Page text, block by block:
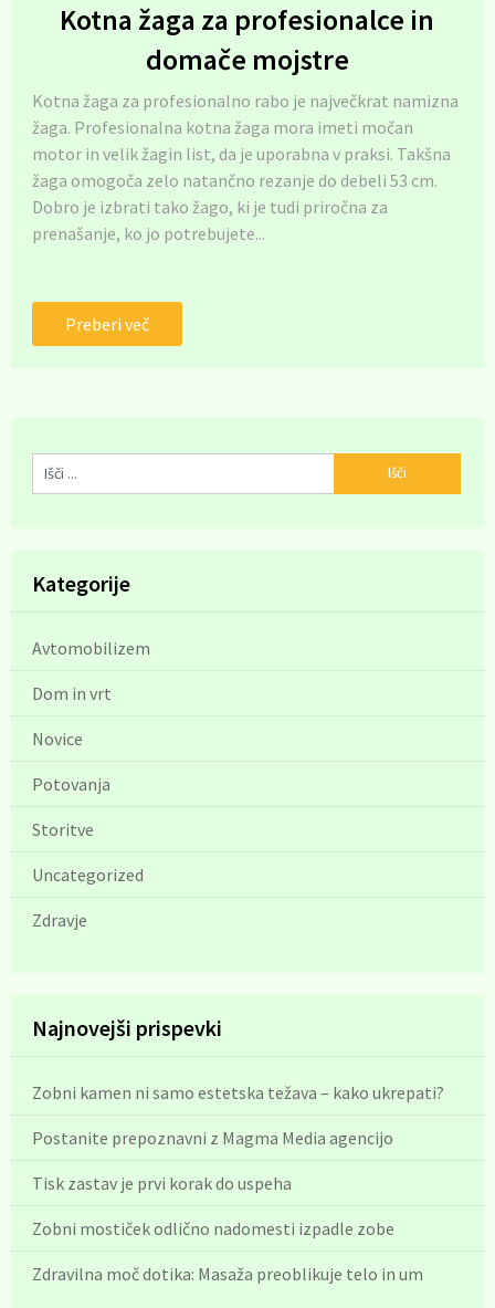
Kotna žaga za profesionalce in
domače mojstre
Kotna žaga za profesionalno rabo je največkrat namizna
žaga. Profesionalna kotna žaga mora imeti močan
motor in velik žagin list, da je uporabna v praksi. Takšna
žaga omogoča zelo natančno rezanje do debeli 53 cm.
Dobro je izbrati tako žago, ki je tudi priročna za
prenašanje, ko jo potrebujete...
Preberi več
Kategorije
Avtomobilizem
Dom in vrt
Novice
Potovanja
Storitve
Uncategorized
Zdravje
Najnovejši prispevki
Zobni kamen ni samo estetska težava – kako ukrepati?
Postanite prepoznavni z Magma Media agencijo
Tisk zastav je prvi korak do uspeha
Zobni mostiček odlično nadomesti izpadle zobe
Zdravilna moč dotika: Masaža preoblikuje telo in um